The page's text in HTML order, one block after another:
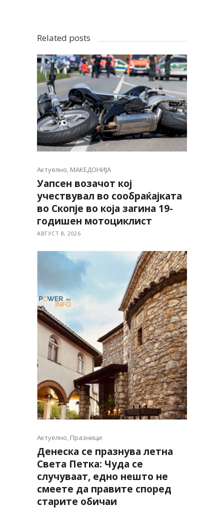
Related posts
Актуелно, МАКЕДОНИЈА
Уапсен возачот кој
учествувал во сообраќајката
во Скопје во која загина 19-
годишен мотоциклист
АВГУСТ 8, 2026
Актуелно, Празници
Денеска се празнува летна
Света Петка: Чуда се
случуваат, едно нешто не
смеете да правите според
старите обичаи